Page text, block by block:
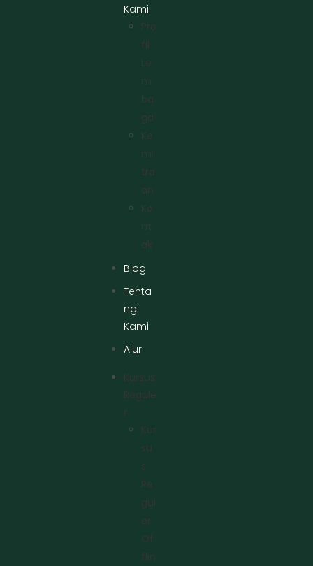
Kami
Pro
Fil
Le
M
Ba
Ga
Ke
Mi
Tra
An
Ko
Nt
Ak
Blog
Tenta
ng
Kami
Alur
Kursus
Regule
R
Kur
Su
S
Re
Gul
Er
Of
Flin